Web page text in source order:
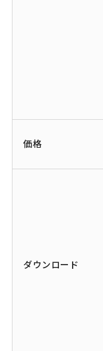
価格
ダウンロード